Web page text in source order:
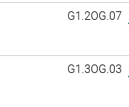
G1.2OG.07
G1.3OG.03